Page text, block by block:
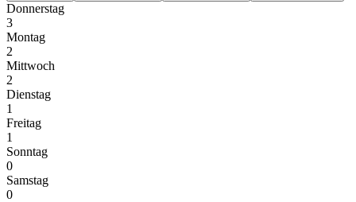
Donnerstag
3
Montag
2
Mittwoch
2
Dienstag
1
Freitag
1
Sonntag
0
Samstag
0